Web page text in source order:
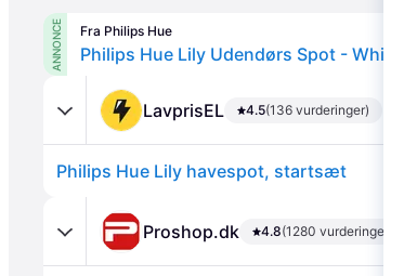
ANNONCE Fra Philips Hue
Philips Hue Lily Udendørs Spot -
LavprisEL 4.5(136 vurderinger)
Philips Hue Lily havespot, startsæt
Proshop.dk 4.8(1280 vurderinger)